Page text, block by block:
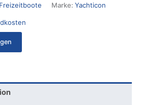
Marke: Yachticon